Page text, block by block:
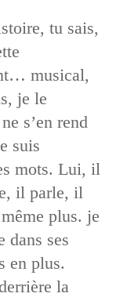
tu sais,
musical,
je le
s’en rend
suis
mots. Lui, il
il parle, il
plus. je
dans ses
en plus.
la